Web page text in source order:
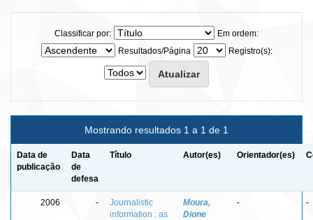
Classificar por:
Em ordem:
Resultados/Página
Registro(s):
Mostrando resultados 1 a 1 de 1
Data de
publicação
Data
de
defesa
Título Autor(es) Orientador(es)
2006 -
Journalistic
information : as
Moura,
Dione
- -